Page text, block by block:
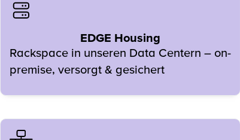
EDGE Housing
Rackspace in unseren Data Centern – on-
premise, versorgt & gesichert